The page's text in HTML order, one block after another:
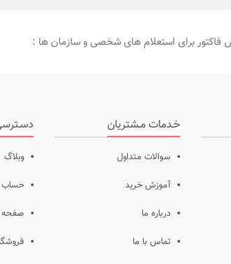
فاکتور برای استعلام های شخصی و سازمان ها :
خـدمات مـشتریان
سوالات متداول
آموزش خرید
درباره ما
تماس با ما
وبلاگ
حساب
صفحه